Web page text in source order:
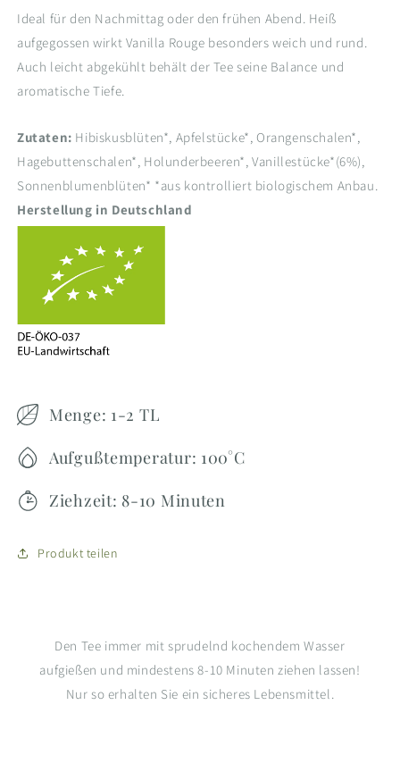
Ideal für den Nachmittag oder den frühen Abend. Heiß
aufgegossen wirkt Vanilla Rouge besonders weich und rund.
Auch leicht abgekühlt behält der Tee seine Balance und
aromatische Tiefe.
Zutaten: Hibiskusblüten*, Apfelstücke*, Orangenschalen*,
Hagebuttenschalen*, Holunderbeeren*, Vanillestücke*(6%),
Sonnenblumenblüten* *aus kontrolliert biologischem Anbau.
Herstellung in Deutschland
Menge: 1-2 TL
Aufgußtemperatur: 100°C
Ziehzeit: 8-10 Minuten
Produkt teilen
Den Tee immer mit sprudelnd kochendem Wasser
aufgießen und mindestens 8-10 Minuten ziehen lassen!
Nur so erhalten Sie ein sicheres Lebensmittel.